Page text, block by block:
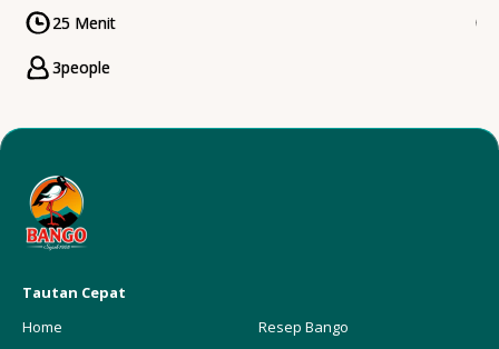
CookingTime
25 Menit
Servings
3people
Tautan Cepat
Home
Resep Bango